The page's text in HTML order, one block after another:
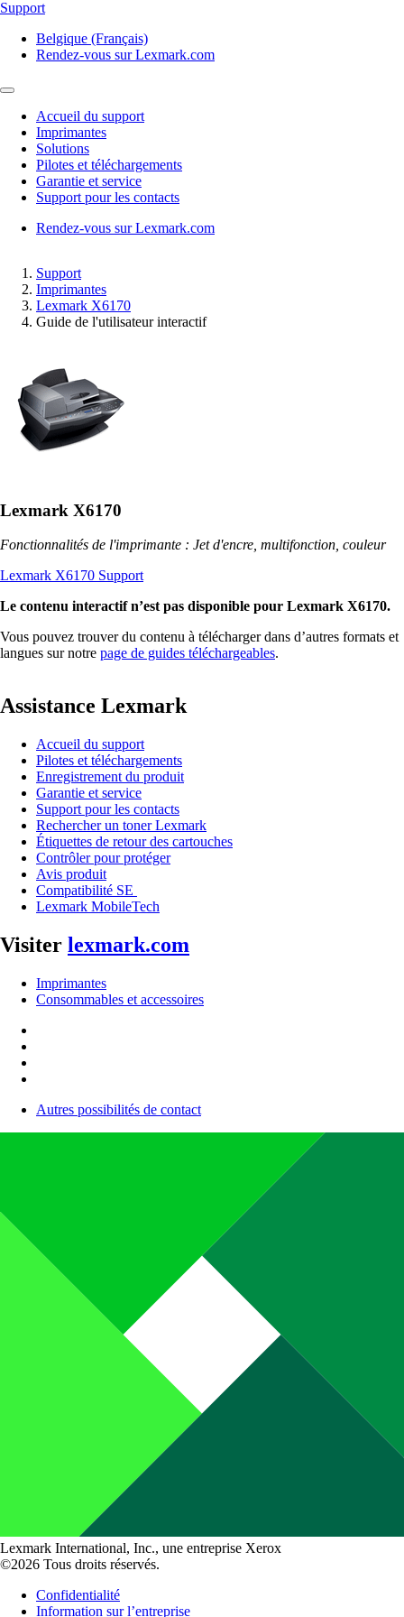
Support
Belgique (Français)
Rendez-vous sur Lexmark.com
Accueil du support
Imprimantes
Solutions
Pilotes et téléchargements
Garantie et service
Support pour les contacts
Rendez-vous sur Lexmark.com
Support
Imprimantes
Lexmark X6170
Guide de l'utilisateur interactif
Lexmark X6170
Fonctionnalités de l'imprimante : Jet d'encre, multifonction, couleur
Lexmark X6170 Support
Le contenu interactif n’est pas disponible pour Lexmark X6170.
Vous pouvez trouver du contenu à télécharger dans d’autres formats et
langues sur notre page de guides téléchargeables.
Assistance Lexmark
Accueil du support
Pilotes et téléchargements
Enregistrement du produit
Garantie et service
Support pour les contacts
Rechercher un toner Lexmark
Étiquettes de retour des cartouches
Contrôler pour protéger
Avis produit
Compatibilité SE
Lexmark MobileTech
Visiter lexmark.com
Imprimantes
Consommables et accessoires
Autres possibilités de contact
Lexmark International, Inc., une entreprise Xerox
©2026 Tous droits réservés.
Confidentialité
Information sur l’entreprise